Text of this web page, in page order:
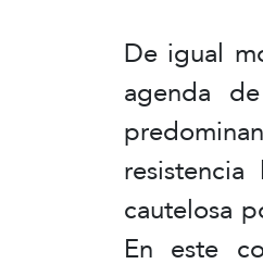
De igual
agenda
cautelosa
En este